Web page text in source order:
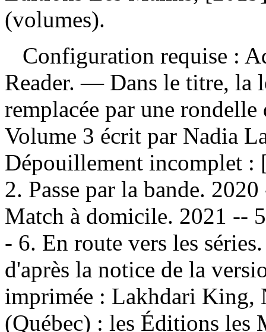
(volumes).
Configuration requise :
Reader. — Dans le titre, la
remplacée par une
Volume 3 écrit par Nadia
Dépouillement incomplet :
2. Passe par la bande.
Match à domicile. 2021 --
- 6. En route vers les
d'après la notice de la
imprimée : Lakhdari King,
(Québec) : les Éditions